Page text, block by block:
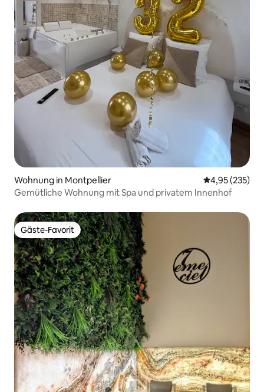
Wohnung in Montpellier
4,95 (235)
Gemütliche Wohnung mit Spa und privatem Innenhof
Gäste-Favorit
Gäste-Favorit